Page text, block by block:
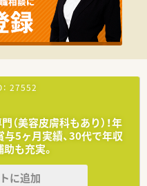
27552
（美容皮膚科もあり）！年
5ヶ月実績、30代で年収
も充実。
に追加